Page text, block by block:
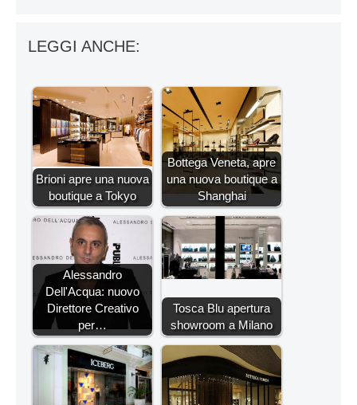
LEGGI ANCHE:
Brioni apre una nuova
boutique a Tokyo
Bottega Veneta, apre
una nuova boutique a
Shanghai
Alessandro
Dell'Acqua: nuovo
Direttore Creativo
per…
Tosca Blu apertura
showroom a Milano